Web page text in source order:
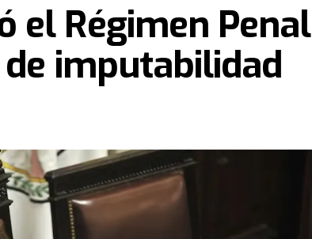
el Régimen Penal
imputabilidad